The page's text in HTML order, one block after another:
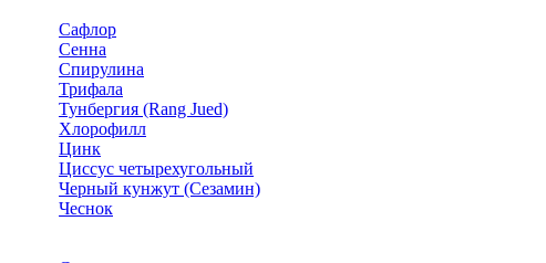
Сафлор
Сенна
Спирулина
Трифала
Тунбергия (Rang Jued)
Хлорофилл
Цинк
Циссус четырехугольный
Черный кунжут (Сезамин)
Чеснок